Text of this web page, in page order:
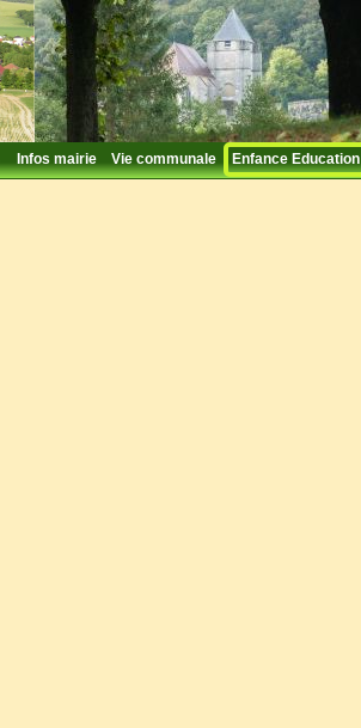
Infos mairie Vie communale Enfance Education